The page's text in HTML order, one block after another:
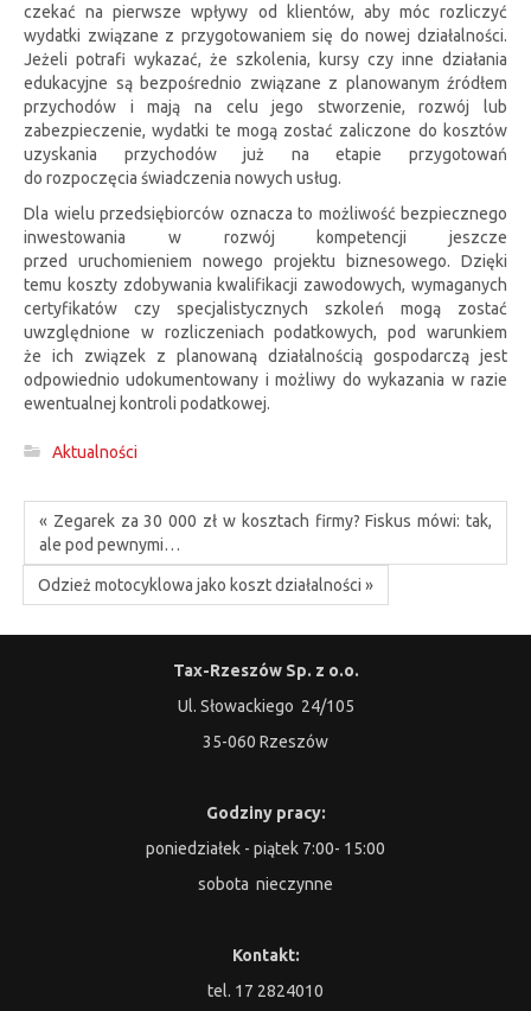
czekać na pierwsze wpływy od klientów, aby móc rozliczyć
wydatki związane z przygotowaniem się do nowej działalności.
Jeżeli potrafi wykazać, że szkolenia, kursy czy inne działania
edukacyjne są bezpośrednio związane z planowanym źródłem
przychodów i mają na celu jego stworzenie, rozwój lub
zabezpieczenie, wydatki te mogą zostać zaliczone do kosztów
uzyskania przychodów już na etapie przygotowań
do rozpoczęcia świadczenia nowych usług.
Dla wielu przedsiębiorców oznacza to możliwość bezpiecznego
inwestowania w rozwój kompetencji jeszcze
przed uruchomieniem nowego projektu biznesowego. Dzięki
temu koszty zdobywania kwalifikacji zawodowych, wymaganych
certyfikatów czy specjalistycznych szkoleń mogą zostać
uwzględnione w rozliczeniach podatkowych, pod warunkiem
że ich związek z planowaną działalnością gospodarczą jest
odpowiednio udokumentowany i możliwy do wykazania w razie
ewentualnej kontroli podatkowej.
Aktualności
« Zegarek za 30 000 zł w kosztach firmy? Fiskus mówi: tak,
ale pod pewnymi…
Odzież motocyklowa jako koszt działalności »
Tax-Rzeszów Sp. z o.o.
Ul. Słowackiego 24/105
35-060 Rzeszów
Godziny pracy:
poniedziałek - piątek 7:00- 15:00
sobota nieczynne
Kontakt:
tel. 17 2824010